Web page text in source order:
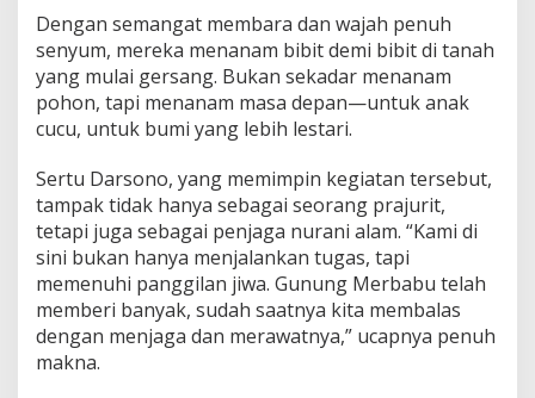
a
t
u
k
a
n
a
n
g
k
a
h
H
i
Dengan semangat membara dan wajah penuh
senyum, mereka menanam bibit demi bibit di tanah
yang mulai gersang. Bukan sekadar menanam
pohon, tapi menanam masa depan—untuk anak
cucu, untuk bumi yang lebih lestari.
Sertu Darsono, yang memimpin kegiatan tersebut,
tampak tidak hanya sebagai seorang prajurit,
tetapi juga sebagai penjaga nurani alam. “Kami di
sini bukan hanya menjalankan tugas, tapi
memenuhi panggilan jiwa. Gunung Merbabu telah
memberi banyak, sudah saatnya kita membalas
dengan menjaga dan merawatnya,” ucapnya penuh
makna.